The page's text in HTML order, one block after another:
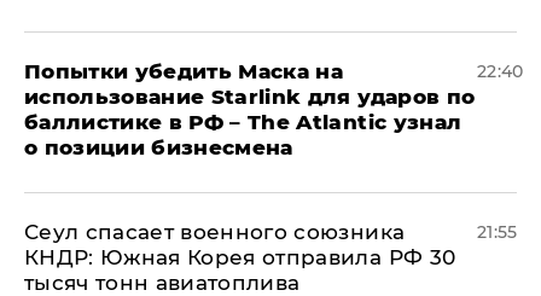
Попытки убедить Маска на
использование Starlink для ударов по
баллистике в РФ – The Atlantic узнал
о позиции бизнесмена
22:40
​Сеул спасает военного союзника
КНДР: Южная Корея отправила РФ 30
тысяч тонн авиатоплива
21:55